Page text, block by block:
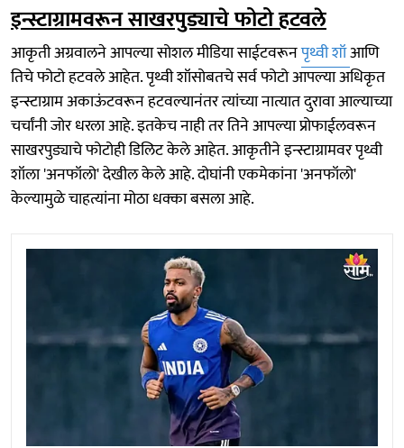
इन्स्टाग्रामवरून साखरपुड्याचे फोटो हटवले
आकृती अग्रवालने आपल्या सोशल मीडिया साईटवरूनपृथ्वी शॉआणि
तिचे फोटो हटवले आहेत. पृथ्वी शॉसोबतचे सर्व फोटो आपल्या अधिकृत
इन्स्टाग्राम अकाऊंटवरून हटवल्यानंतर त्यांच्या नात्यात दुरावा आल्याच्या
चर्चांनी जोर धरला आहे. इतकेच नाही तर तिने आपल्या प्रोफाईलवरून
साखरपुड्याचे फोटोही डिलिट केले आहेत. आकृतीने इन्स्टाग्रामवर पृथ्वी
शॉला 'अनफॉलो' देखील केले आहे. दोघांनी एकमेकांना 'अनफॉलो'
केल्यामुळे चाहत्यांना मोठा धक्का बसला आहे.